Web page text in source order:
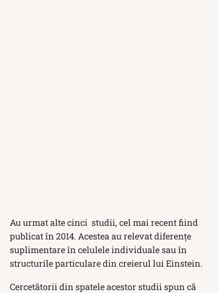
Au urmat alte cinci studii, cel mai recent fiind
publicat în 2014. Acestea au relevat diferențe
suplimentare în celulele individuale sau în
structurile particulare din creierul lui Einstein.
Cercetătorii din spatele acestor studii spun că